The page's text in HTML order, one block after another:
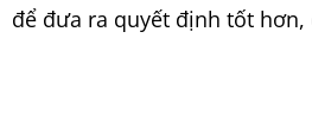
để đưa ra quyết định tốt